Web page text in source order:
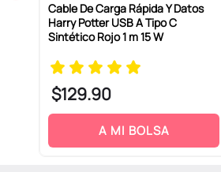
Cable De Carga Rápida Y Datos
Harry Potter USB A Tipo C
Sintético Rojo 1 m 15 W
$129.90
A MI BOLSA